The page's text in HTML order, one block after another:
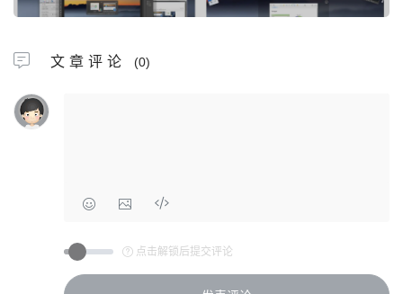
文章评论 (0)
点击解锁后提交评论